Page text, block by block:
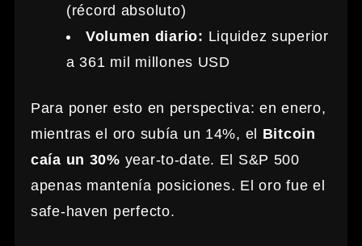
(récord absoluto)
Volumen diario: Liquidez superior
a 361 mil millones USD
Para poner esto en perspectiva: en enero,
mientras el oro subía un 14%, el Bitcoin
caía un 30% year-to-date. El S&P 500
apenas mantenía posiciones. El oro fue el
safe-haven perfecto.